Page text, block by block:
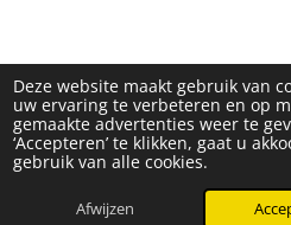
Deze website maakt gebruik van
uw ervaring te verbeteren en op
gemaakte advertenties weer te
‘Accepteren’ te klikken, gaat u
gebruik van alle cookies.
AfwijzenE-mailadres